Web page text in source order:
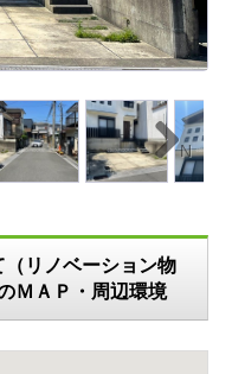
N
ext
リノベーション物
ＭＡＰ・周辺環境